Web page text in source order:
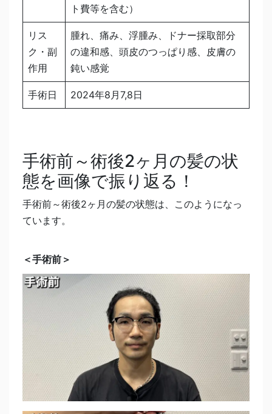
ト費等を含む）
リス
ク・副
作用
腫れ、痛み、浮腫み、ドナー採取部分
の違和感、頭皮のつっぱり感、皮膚の
鈍い感覚
手術日 2024年8月7,8日
手術前～術後2ヶ月の髪の状
態を画像で振り返る！
手術前～術後2ヶ月の髪の状態は、このようになっ
ています。
＜手術前＞